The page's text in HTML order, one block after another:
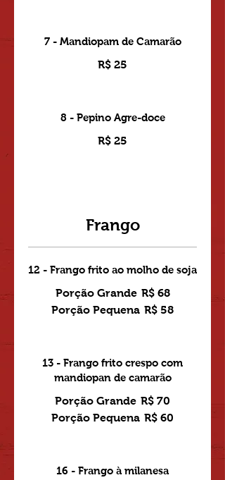
7 - Mandiopam de Camarão
R$ 25
8 - Pepino Agre-doce
R$ 25
Frango
12 - Frango frito ao molho de soja
Porção Grande R$ 68
Porção Pequena R$ 58
13 - Frango frito crespo com
mandiopan de camarão
Porção Grande R$ 70
Porção Pequena R$ 60
16 - Frango à milanesa